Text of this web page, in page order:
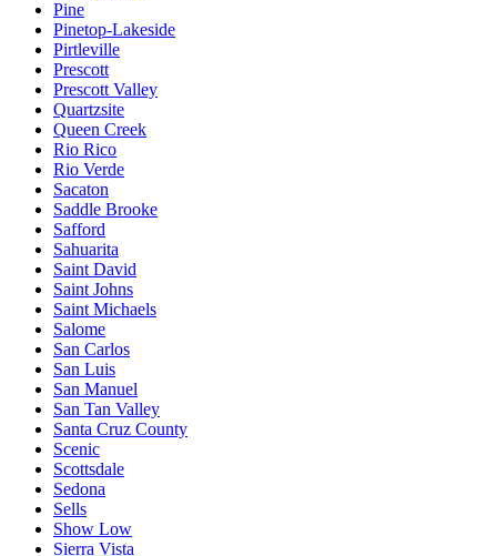
Pine
Pinetop-Lakeside
Pirtleville
Prescott
Prescott Valley
Quartzsite
Queen Creek
Rio Rico
Rio Verde
Sacaton
Saddle Brooke
Safford
Sahuarita
Saint David
Saint Johns
Saint Michaels
Salome
San Carlos
San Luis
San Manuel
San Tan Valley
Santa Cruz County
Scenic
Scottsdale
Sedona
Sells
Show Low
Sierra Vista